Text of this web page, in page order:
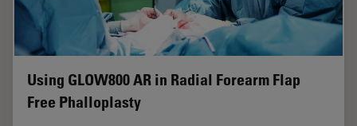
Using GLOW800 AR in Radial Forearm Flap
Free Phalloplasty